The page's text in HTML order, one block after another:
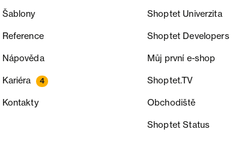
Šablony
Reference
Nápověda
Kariéra 4
Kontakty
Shoptet Univerzita
Shoptet Developers
Můj první e-shop
Shoptet.TV
Obchodiště
Shoptet Status